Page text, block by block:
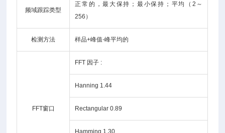
频域跟踪类型
正常的，最大保持；最小保持；平均（2～
256）
检测方法 样品+峰值-峰平均的
FFT窗口
FFT 因子 :
Hanning 1.44
Rectangular 0.89
Hamming 1.30